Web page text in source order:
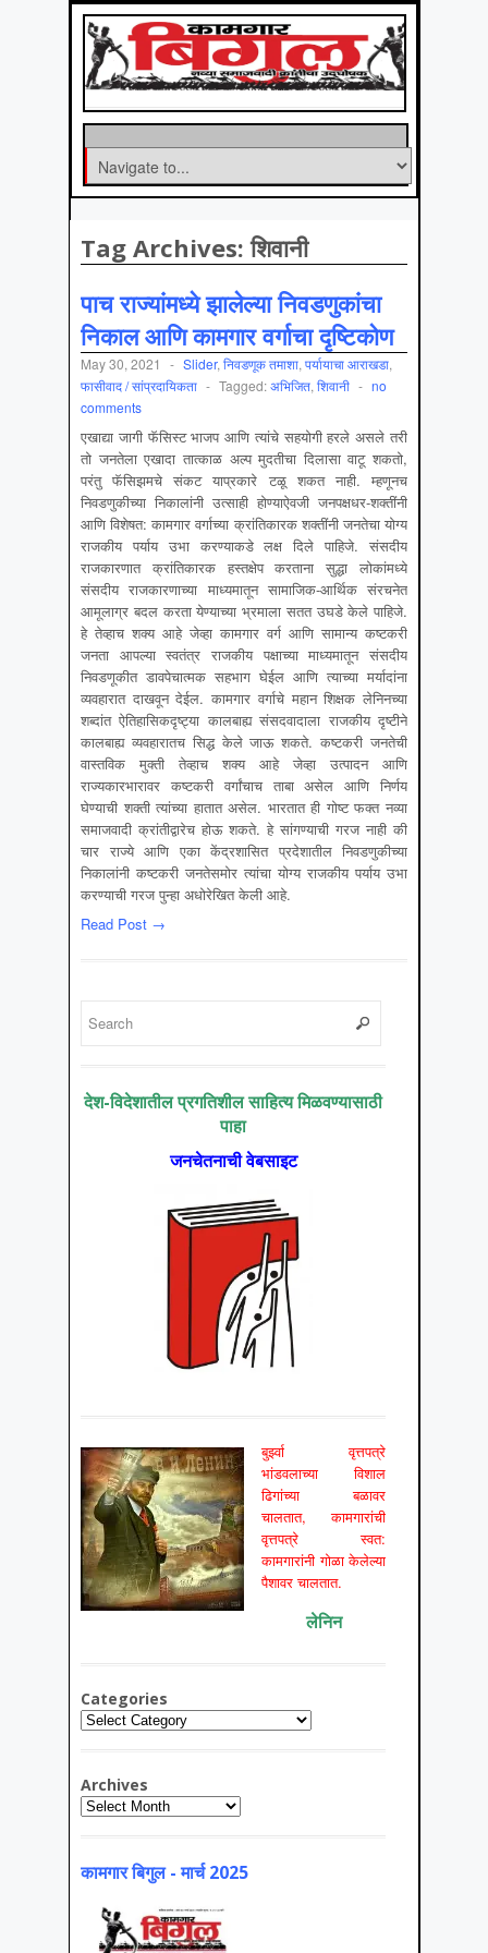
Tag Archives:शिवानी
पाच राज्यांमध्ये झालेल्या निवडणुकांचा
निकाल आणि कामगार वर्गाचा दृष्टिकोण
May 30, 2021 - Slider, निवडणूक तमाशा, पर्यायाचा आराखडा,
फासीवाद / सांप्रदायिकता - Tagged:अभिजित, शिवानी - no
comments
एखाद्या जागी फॅसिस्ट भाजप आणि त्यांचे सहयोगी हरले असले तरी
तो जनतेला एखादा तात्काळ अल्प मुदतीचा दिलासा वाटू शकतो,
परंतु फॅसिझमचे संकट याप्रकारे टळू शकत नाही. म्हणूनच
निवडणुकीच्या निकालांनी उत्साही होण्याऐवजी जनपक्षधर-शक्तींनी
आणि विशेषत: कामगार वर्गाच्या क्रांतिकारक शक्तींनी जनतेचा योग्य
राजकीय पर्याय उभा करण्याकडे लक्ष दिले पाहिजे. संसदीय
राजकारणात क्रांतिकारक हस्तक्षेप करताना सुद्धा लोकांमध्ये
संसदीय राजकारणाच्या माध्यमातून सामाजिक-आर्थिक संरचनेत
आमूलाग्र बदल करता येण्याच्या भ्रमाला सतत उघडे केले पाहिजे.
हे तेव्हाच शक्य आहे जेव्हा कामगार वर्ग आणि सामान्य कष्टकरी
जनता आपल्या स्वतंत्र राजकीय पक्षाच्या माध्यमातून संसदीय
निवडणूकीत डावपेचात्मक सहभाग घेईल आणि त्याच्या मर्यादांना
व्यवहारात दाखवून देईल. कामगार वर्गाचे महान शिक्षक लेनिनच्या
शब्दांत ऐतिहासिकदृष्ट्या कालबाह्य संसदवादाला राजकीय दृष्टीने
कालबाह्य व्यवहारातच सिद्ध केले जाऊ शकते. कष्टकरी जनतेची
वास्तविक मुक्ती तेव्हाच शक्य आहे जेव्हा उत्पादन आणि
राज्यकारभारावर कष्टकरी वर्गांचाच ताबा असेल आणि निर्णय
घेण्याची शक्ती त्यांच्या हातात असेल. भारतात ही गोष्ट फक्त नव्या
समाजवादी क्रांतीद्वारेच होऊ शकते. हे सांगण्याची गरज नाही की
चार राज्ये आणि एका केंद्रशासित प्रदेशातील निवडणुकीच्या
निकालांनी कष्टकरी जनतेसमोर त्यांचा योग्य राजकीय पर्याय उभा
करण्याची गरज पुन्हा अधोरेखित केली आहे.
Read Post →
देश-विदेशातील प्रगतिशील साहित्य मिळवण्यासाठी
पाहा
जनचेतनाची वेबसाइट
बुर्झ्वा वृत्तपत्रे
भांडवलाच्या विशाल
ढिगांच्या बळावर
चालतात, कामगारांची
वृत्तपत्रे स्वत:
कामगारांनी गोळा केलेल्या
पैशावर चालतात.
लेनिन
Categories
Categories
Archives
Archives
कामगार बिगुल - मार्च 2025